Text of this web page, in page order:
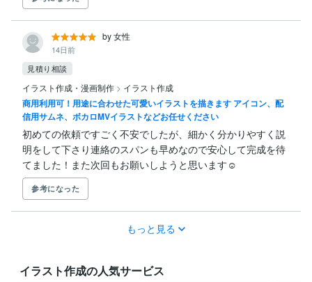
by 女性
14日前
見積り相談
イラスト作成・漫画制作 > イラスト作成
商用利用可！用途に合わせた可愛いイラストを描きます アイコン、配
信用サムネ、ボカロMVイラストなどお任せください
初めての依頼ですごく不安でしたが、細かく分かりやすく説
明をして下さり連絡のスパンも早めなので安心して完成を待
てました！また次回もお願いしようと思います☺️
参考になった
もっと見る
イラスト作成の人気サービス